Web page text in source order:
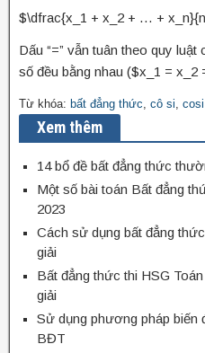
$\dfrac{x_1 + x_2 + … +
Dấu “=” vẫn tuân theo quy
số đều bằng nhau ($x_1 =
Từ khóa: bất đẳng thức, cô si, cosi
Xem thêm
14 bổ đề bất đẳng thức
Một số bài toán Bất đẳng
2023
Cách sử dụng bất đẳng
giải
Bất đẳng thức thi HSG
giải
Sử dụng phương pháp
BĐT